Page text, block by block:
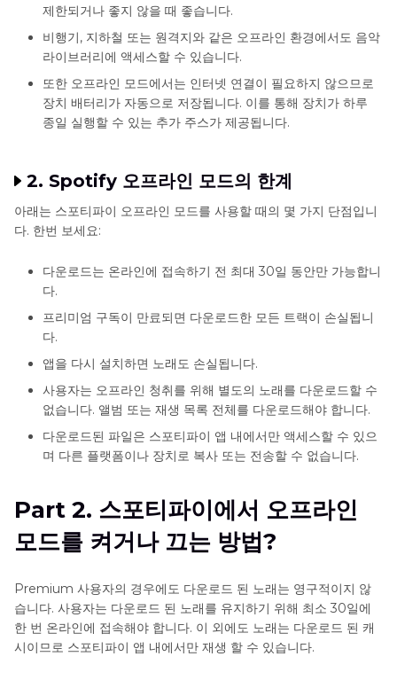
제한되거나 좋지 않을 때 좋습니다.
비행기, 지하철 또는 원격지와 같은 오프라인 환경에서도 음악
라이브러리에 액세스할 수 있습니다.
또한 오프라인 모드에서는 인터넷 연결이 필요하지 않으므로
장치 배터리가 자동으로 저장됩니다. 이를 통해 장치가 하루
종일 실행할 수 있는 추가 주스가 제공됩니다.
2. Spotify 오프라인 모드의 한계
아래는 스포티파이 오프라인 모드를 사용할 때의 몇 가지 단점입니
다. 한번 보세요:
다운로드는 온라인에 접속하기 전 최대 30일 동안만 가능합니
다.
프리미엄 구독이 만료되면 다운로드한 모든 트랙이 손실됩니
다.
앱을 다시 설치하면 노래도 손실됩니다.
사용자는 오프라인 청취를 위해 별도의 노래를 다운로드할 수
없습니다. 앨범 또는 재생 목록 전체를 다운로드해야 합니다.
다운로드된 파일은 스포티파이 앱 내에서만 액세스할 수 있으
며 다른 플랫폼이나 장치로 복사 또는 전송할 수 없습니다.
Part 2. 스포티파이에서 오프라인
모드를 켜거나 끄는 방법?
Premium 사용자의 경우에도 다운로드 된 노래는 영구적이지 않
습니다. 사용자는 다운로드 된 노래를 유지하기 위해 최소 30일에
한 번 온라인에 접속해야 합니다. 이 외에도 노래는 다운로드 된 캐
시이므로 스포티파이 앱 내에서만 재생 할 수 있습니다.